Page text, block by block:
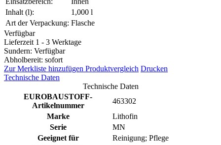
Inhalt (l):
1,000 l
Art der Verpackung: Flasche
Verfügbar
Lieferzeit 1 - 3 Werktage
Sundern: Verfügbar
Abholbereit: sofort
Zur Merkliste hinzufügen Produktvergleich Drucken
Technische Daten
Technische Daten
EUROBAUSTOFF-
Artikelnummer
463302
Marke
Lithofin
Serie
MN
Geeignet für
Reinigung; Pflege